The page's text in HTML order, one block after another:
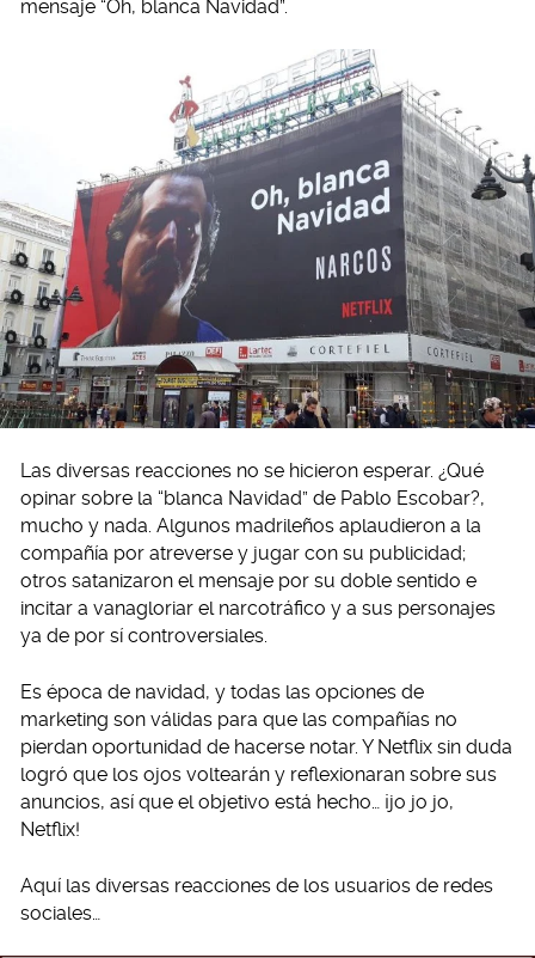
mensaje “Oh, blanca Navidad”.
Las diversas reacciones no se hicieron esperar. ¿Qué
opinar sobre la “blanca Navidad” de Pablo Escobar?,
mucho y nada. Algunos madrileños aplaudieron a la
compañía por atreverse y jugar con su publicidad;
otros satanizaron el mensaje por su doble sentido e
incitar a vanagloriar el narcotráfico y a sus personajes
ya de por sí controversiales.
Es época de navidad, y todas las opciones de
marketing son válidas para que las compañías no
pierdan oportunidad de hacerse notar. Y Netflix sin duda
logró que los ojos voltearán y reflexionaran sobre sus
anuncios, así que el objetivo está hecho… ¡jo jo jo,
Netflix!
Aquí las diversas reacciones de los usuarios de redes
sociales…